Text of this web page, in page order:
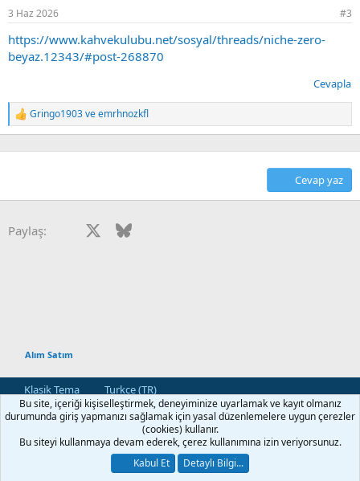
3 Haz 2026 #3
https://www.kahvekulubu.net/sosyal/threads/niche-zero-
beyaz.12343/#post-268870
Cevapla
T
e
Gringo1903veemrhnozkfl
Cevap yaz
Paylaş: Facebook Bluesky
Alım Satım
Klasik Tema
Turkce (TR)
Bize Ulaşın
Kullanım ve Şartlar Gizlilik Politikası
Yardım
R
S
Community platform by XenForo® © 2010-2026 XenForo Ltd.
[XGT] Forum statistics system- XenGenTr
Bu site, içeriği kişiselleştirmek, deneyiminize uyarlamak ve kayıt olmanız
durumunda giriş yapmanızı sağlamak için yasal düzenlemelere uygun çerezler
(cookies) kullanır.
Bu siteyi kullanmaya devam ederek, çerez kullanımına izin veriyorsunuz.
Kabul Et
Detaylı Bilgi...